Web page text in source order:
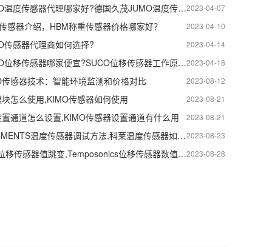
2023-04-07
德国久茂JUMO温度传感器代理哪家好?德国久茂JUMO温度传感器介绍
2023-04-10
感器介绍，HBM称重传感器价格哪家好？
2023-04-14
传感器代理商如何选择?
2023-04-18
德国苏克SUCO位移传感器哪家便宜?SUCO位移传感器工作原理。
2023-08-12
感器技术：智能环境监测和价格对比
2023-08-21
怎么使用,KIMO传感器如何使用
2023-08-21
通道怎么设置,KIMO传感器设置通道有什么用
2023-08-23
KLAY INSTRUMENTS温度传感器调试方法,科莱温度传感器如何调教
2023-08-28
Temposonics位移传感器值跳变,Temposonics位移传感器数值跳动